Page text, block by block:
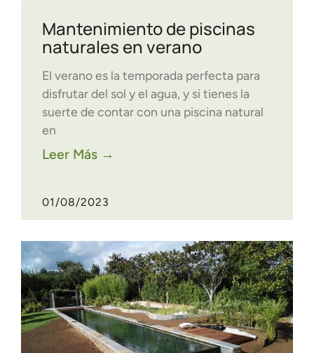
Mantenimiento de piscinas
naturales en verano
El verano es la temporada perfecta para
disfrutar del sol y el agua, y si tienes la
suerte de contar con una piscina natural
en
Leer Más →
01/08/2023